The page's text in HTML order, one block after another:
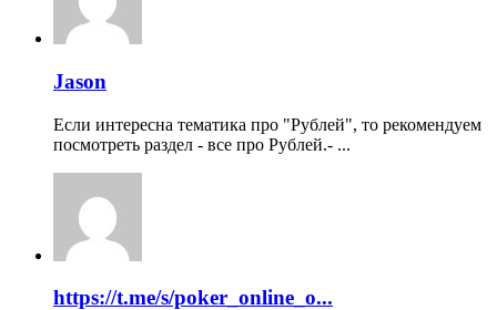
Jason
Если интересна тематика про "Рублей", то рекомендуем
посмотреть раздел - все про Рублей.- ...
https://t.me/s/poker_online_o...